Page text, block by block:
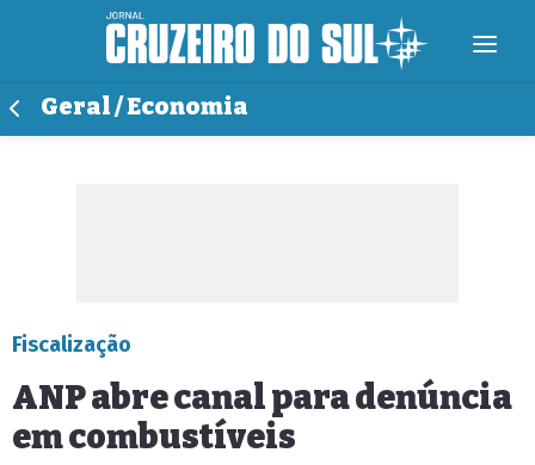
Geral / Economia
Fiscalização
ANP abre canal para denúncia
em combustíveis